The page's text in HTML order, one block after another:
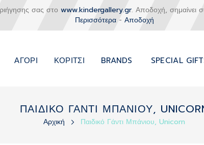
σας στο www.kindergallery.gr. Αποδοχή, σημαίνει
Περισσότερα- Αποδοχή
ΑΓΌΡΙ ΚΟΡΊΤΣΙ BRANDS SPECIAL
ΠΑΙΔΙΚΟ ΓΑΝΤΙ ΜΠΑΝΙΟΥ,
Αρχική Παιδικό Γάντι Μπάνιου, Unicorn